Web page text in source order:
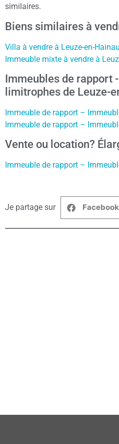
similaires.
Biens similaires à
Villa à vendre à Leuze-en-
Immeuble mixte à vendre à
Immeubles de rapport
limitrophes de Leuze-
Immeuble de rapport –
Immeuble de rapport –
Vente ou location?
Immeuble de rapport –
Je partage sur Facebook